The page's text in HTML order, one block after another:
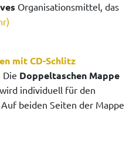
Organisationsmittel, das
mit CD-Schlitz
Die Doppeltaschen Mappe
individuell für den
beiden Seiten der Mappe